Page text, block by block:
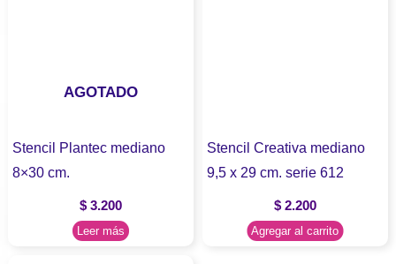
AGOTADO
Stencil Plantec mediano
8×30 cm.
$ 3.200
Leer más
Stencil Creativa mediano
9,5 x 29 cm. serie 612
$2.200
Agregar al carrito